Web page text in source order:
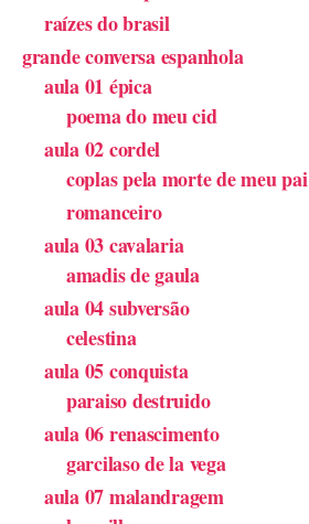
raízes do brasil
grande conversa espanhola
aula 01 épica
poema do meu cid
aula 02 cordel
coplas pela morte de meu pai
romanceiro
aula 03 cavalaria
amadis de gaula
aula 04 subversão
celestina
aula 05 conquista
paraiso destruido
aula 06 renascimento
garcilaso de la vega
aula 07 malandragem